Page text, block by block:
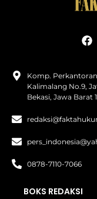
Komp.
Kalimalang No.9,
Bekasi, Jawa Barat
0878-7110-7066
BOKS REDAKSI